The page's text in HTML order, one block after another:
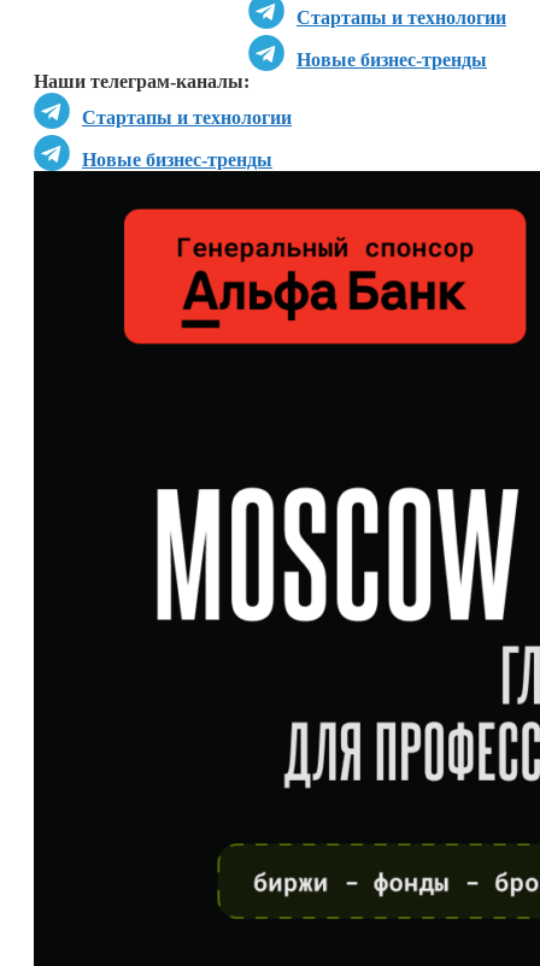
Стартапы и технологии
Новые бизнес-тренды
Наши телеграм-каналы:
Стартапы и технологии
Новые бизнес-тренды